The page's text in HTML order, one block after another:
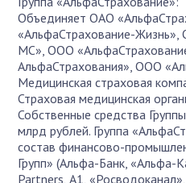
Объединяет ОАО
«АльфаСтрахование-
МС», ООО
АльфаСтрахования», ООО
Медицинская страховая
Страховая медицинская
Собственные средства
млрд рублей. Группа
состав финансово-
Групп» (Альфа-Банк, «Альфа-
Partners, А1,